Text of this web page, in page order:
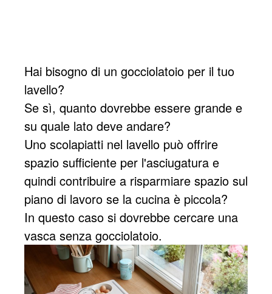
Hai bisogno di un gocciolatoio per il tuo
lavello?
Se sì, quanto dovrebbe essere grande e
su quale lato deve andare?
Uno scolapiatti nel lavello può offrire
spazio sufficiente per l'asciugatura e
quindi contribuire a risparmiare spazio sul
piano di lavoro se la cucina è piccola?
In questo caso si dovrebbe cercare una
vasca senza gocciolatoio.